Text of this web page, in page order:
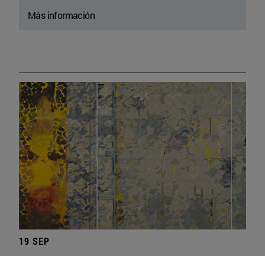
Más información
19 SEP